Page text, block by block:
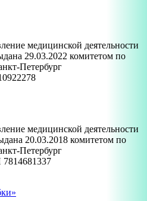
медицинской деятельности
29.03.2022 комитетом по
Петербург
медицинской деятельности
20.03.2018 комитетом по
Петербург